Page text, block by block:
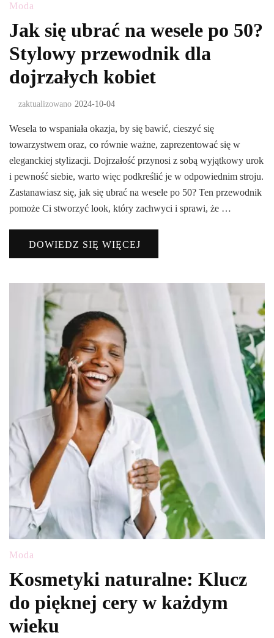
Moda
Jak się ubrać na wesele po 50?
Stylowy przewodnik dla
dojrzałych kobiet
zaktualizowano 2024-10-04
Wesela to wspaniała okazja, by się bawić, cieszyć się
towarzystwem oraz, co równie ważne, zaprezentować się w
eleganckiej stylizacji. Dojrzałość przynosi z sobą wyjątkowy urok
i pewność siebie, warto więc podkreślić je w odpowiednim stroju.
Zastanawiasz się, jak się ubrać na wesele po 50? Ten przewodnik
pomoże Ci stworzyć look, który zachwyci i sprawi, że …
DOWIEDZ SIĘ WIĘCEJ
Moda
Kosmetyki naturalne: Klucz
do pięknej cery w każdym
wieku